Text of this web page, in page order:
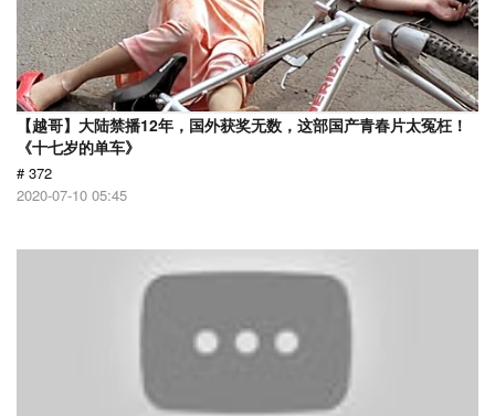
【越哥】大陆禁播12年，国外获奖无数，这部国产青春片太冤枉！
《十七岁的单车》
# 372
2020-07-10 05:45